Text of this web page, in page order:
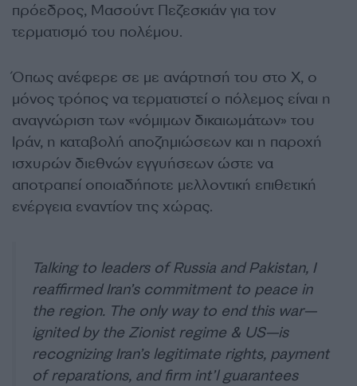
πρόεδρος, Μασούντ Πεζεσκιάν για τον
τερματισμό του πολέμου.
Όπως ανέφερε σε με ανάρτησή του στο X, ο
μόνος τρόπος να τερματιστεί ο πόλεμος είναι η
αναγνώριση των «νόμιμων δικαιωμάτων» του
Ιράν, η καταβολή αποζημιώσεων και η παροχή
ισχυρών διεθνών εγγυήσεων ώστε να
αποτραπεί οποιαδήποτε μελλοντική επιθετική
ενέργεια εναντίον της χώρας.
Talking to leaders of Russia and Pakistan, I
reaffirmed Iran’s commitment to peace in
the region. The only way to end this war—
ignited by the Zionist regime & US—is
recognizing Iran’s legitimate rights, payment
of reparations, and firm int’l guarantees